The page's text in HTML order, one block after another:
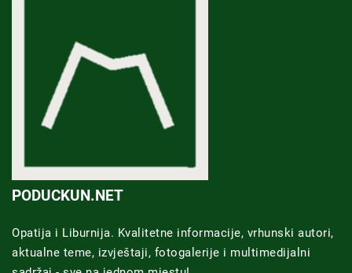
PODUCKUN.NET
Opatija i Liburnija. Kvalitetne informacije, vrhunski autori,
aktualne teme, izvještaji, fotogalerije i multimedijalni